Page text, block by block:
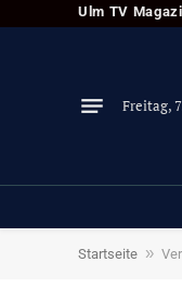
Ulm TV
Freitag,
Startseite »